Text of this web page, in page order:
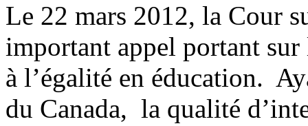
Le 22 mars 2012, la Cour
important appel portant
à l’égalité en éducation.
du Canada, la qualité